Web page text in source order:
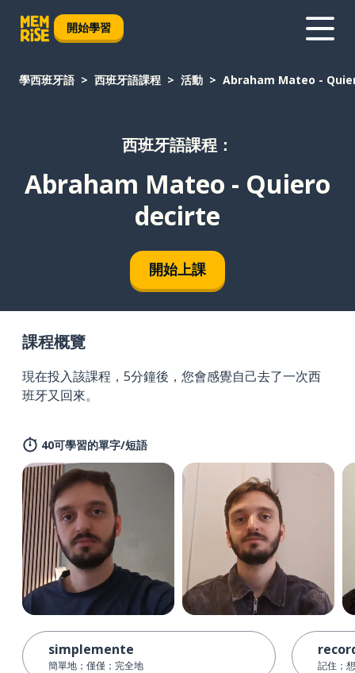
開始學習
學西班牙語 西班牙語課程 活動 Abraham Mateo -
西班牙語課程：
Abraham Mateo - Quiero
decirte
開始上課
課程概覽
現在投入該課程，5分鐘後，您會感覺自己去了一次西
班牙又回來。
40可學習的單字/短語
simplemente
簡單地；僅僅；完全地 記住；